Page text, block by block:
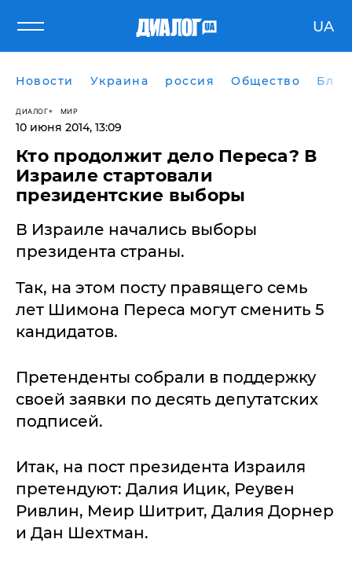
UA
Новости Украина россия Общество
ДИАЛОГ МИР
10 июня 2014, 13:09
Кто продолжит дело Переса? В
Израиле стартовали
президентские выборы
В Израиле начались выборы
президента страны.
Так, на этом посту правящего семь
лет Шимона Переса могут сменить 5
кандидатов.
Претенденты собрали в поддержку
своей заявки по десять депутатских
подписей.
Итак, на пост президента Израиля
претендуют: Далия Ицик, Реувен
Ривлин, Меир Шитрит, Далия Дорнер
и Дан Шехтман.